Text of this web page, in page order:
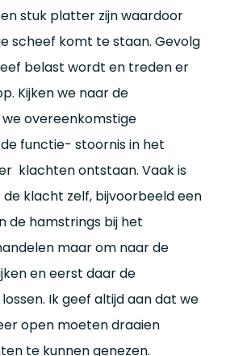
stuk platter zijn waardoor
scheef komt te staan. Gevolg
belast wordt en treden er
Kijken we naar de
overeenkomstige
functie- stoornis in het
klachten ontstaan. Vaak is
klacht zelf, bijvoorbeeld een
de hamstrings bij het
maar om naar de
en eerst daar de
Ik geef altijd aan dat we
open moeten draaien
te kunnen genezen.